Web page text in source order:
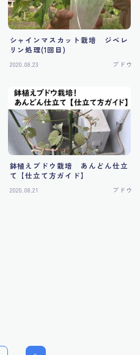
シャインマスカット栽培 ジベレ
リン処理(1回目)
2020.08.23 ブドウ
鉢植えブドウ栽培 あんどん仕立
て【仕立て方ガイド】
2020.08.21 ブドウ